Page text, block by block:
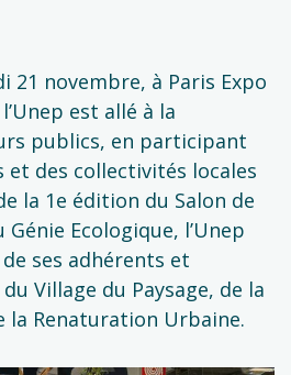
21 novembre, à Paris Expo
est allé à la
publics, en participant
et des collectivités locales
la 1e édition du Salon de
Ecologique, l’Unep
ses adhérents et
Village du Paysage, de la
la Renaturation Urbaine.